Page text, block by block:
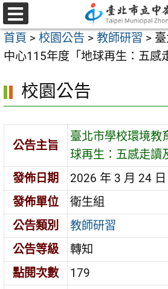
跳
至
主
要
容
選
單
首頁 > 校園公告 > 教師研習 >
中心115年度「地球再生：五感
校園公告
公告主旨
臺北市學校環境教
球再生：五感走讀
發佈日期
2026 年 3 月 24 日
發佈單位
衛生組
公告類別
教師研習
公告等級
轉知
點閱次數
179